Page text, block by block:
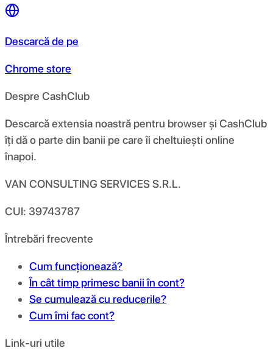
Descarcă de pe
Chrome store
Despre CashClub
Descarcă extensia noastră pentru browser și CashClub
îți dă o parte din banii pe care îi cheltuiești online
înapoi.
VAN CONSULTING SERVICES S.R.L.
CUI: 39743787
Întrebări frecvente
Cum funcționează?
În cât timp primesc banii în cont?
Se cumulează cu reducerile?
Cum îmi fac cont?
Link-uri utile